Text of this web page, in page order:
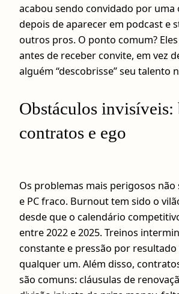
acabou sendo convidado por uma
depois de aparecer em podcast e
outros pros. O ponto comum?
antes de receber convite, em vez
alguém “descobrisse” seu talento
Obstáculos invisíveis:
contratos e ego
Os problemas mais perigosos não
e PC fraco. Burnout tem sido o
desde que o calendário
entre 2022 e 2025. Treinos
constante e pressão por
qualquer um. Além disso,
são comuns: cláusulas de